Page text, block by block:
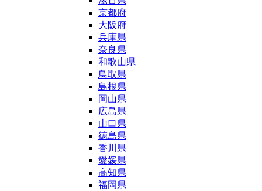
京都府
大阪府
兵庫県
奈良県
和歌山県
鳥取県
島根県
岡山県
広島県
山口県
徳島県
香川県
愛媛県
高知県
福岡県